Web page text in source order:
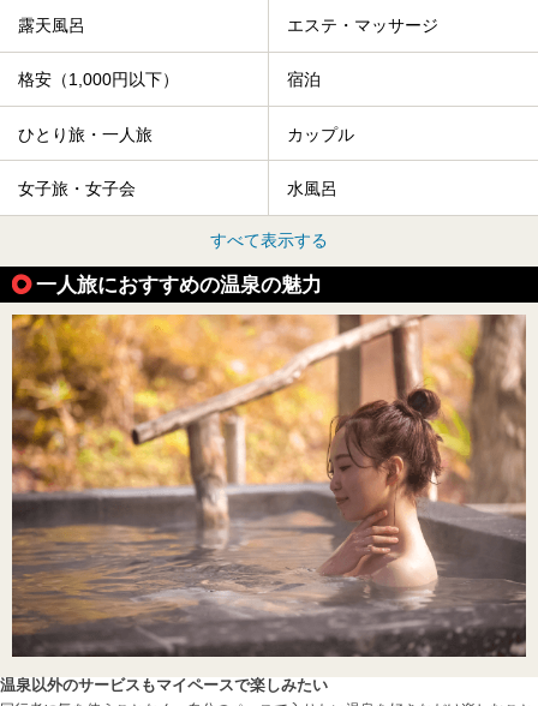
露天風呂 エステ・マッサージ
格安（1,000円以下） 宿泊
ひとり旅・一人旅 カップル
女子旅・女子会 水風呂
すべて表示する
一人旅におすすめの温泉の魅力
温泉以外のサービスもマイペースで楽しみたい